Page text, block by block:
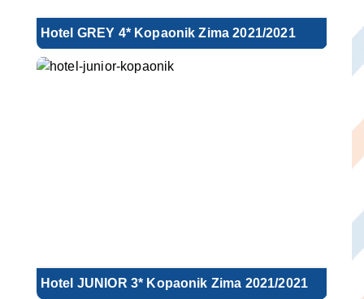
Hotel GREY 4* Kopaonik Zima 2021/2021
Hotel JUNIOR 3* Kopaonik Zima 2021/2021